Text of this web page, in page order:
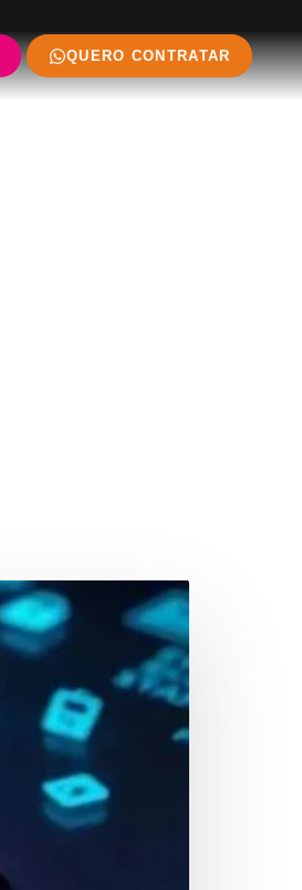
QUERO CONTRATAR